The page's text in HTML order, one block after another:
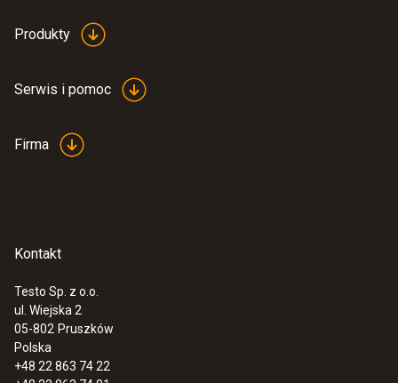
:0635 2345
1 872,00 Zł
Produkty
Serwis i pomoc
Firma
Kontakt
Testo Sp. z o.o.
ul. Wiejska 2
05-802 Pruszków
Polska
+48 22 863 74 22